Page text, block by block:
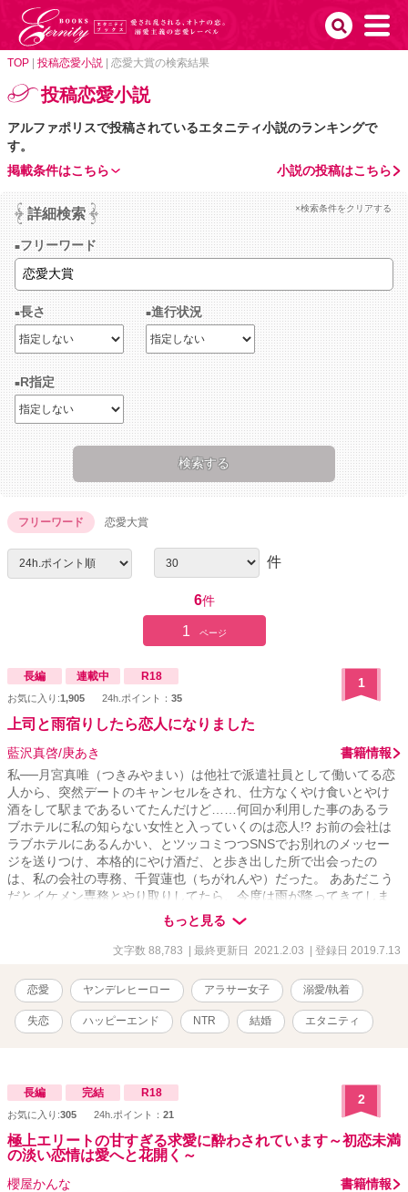
TOP 投稿恋愛小説 恋愛大賞の検索結果
投稿恋愛小説
アルファポリスで投稿されているエタニティ小説のランキングで
す。
小説の投稿はこちら
掲載条件はこちら
詳細検索 ×検索条件をクリアする
フリーワード
長さ 進行状況
R指定
フリーワード 恋愛大賞
件
6件
1 ページ
長編 連載中 R18
お気に入り:1,905 24h.ポイント： 35
1
上司と雨宿りしたら恋人になりました
藍沢真啓/庚あき
書籍情報
私──月宮真唯（つきみやまい）は他社で派遣社員として働いてる恋
人から、突然デートのキャンセルをされ、仕方なくやけ食いとやけ
酒をして駅まであるいてたんだけど……何回か利用した事のあるラ
ブホテルに私の知らない女性と入っていくのは恋人!? お前の会社は
ラブホテルにあるんかい、とツッコミつつSNSでお別れのメッセー
ジを送りつけ、本格的にやけ酒だ、と歩き出した所で出会ったの
は、私の会社の専務、千賀蓮也（ちがれんや）だった。 ああだこう
だとイケメン専務とやり取りしてたら、今度は雨が降ってきてしま
い、何故か上司と一緒に元恋人が入っていったラブホテルへと雨宿
りで連れて行かれ……。 ええ？私どうなってしまうのでしょうか。
ちょっとヤンデレなイケメン上司と気の強い失恋したばかりのアラ
注意ください。 第十四回恋愛大賞で奨励賞をいただきました。投票
くださった皆様に感謝いたします。 他サイトでも掲載中
もっと見る
文字数 88,783 | 最終更新日 2021.2.03 | 登録日 2019.7.13
恋愛 ヤンデレヒーロー アラサー女子 溺愛/執着
失恋 ハッピーエンド NTR 結婚 エタニティ
長編 完結 R18
お気に入り:305 24h.ポイント： 21
2
極上エリートの甘すぎる求愛に酔わされています～初恋未満
の淡い恋情は愛へと花開く～
櫻屋かんな 書籍情報